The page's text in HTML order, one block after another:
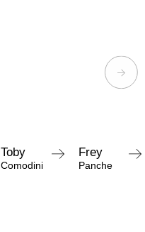
Toby
Comodini
Frey
Panche